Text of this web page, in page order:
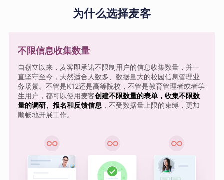
为什么选择麦客
不限信息收集数量
自创立以来，麦客即承诺不限制用户的信息收集数量，并一
直坚守至今，天然适合人数多、数据量大的校园信息管理业
务场景。不管是K12还是高等院校，不管是教育管理者或者学
生用户，都可以使用麦客创建不限数量的表单，收集不限数
量的调研、报名和反馈信息 ，不受数据量上限的束缚，更加
顺畅地开展工作。